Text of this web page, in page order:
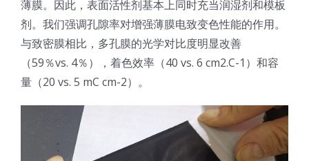
医疗器械技术科普
粉体行业技术科普
超声波喷涂原理
中文
ENGLISH
薄膜。因此，表面活性剂基本上同时充当润湿剂和模板
剂。我们强调孔隙率对增强薄膜电致变色性能的作用。
与致密膜相比，多孔膜的光学对比度明显改善
（59％vs. 4％），着色效率（40 vs. 6 cm2.C-1）和容
量（20 vs. 5 mC cm-2）。